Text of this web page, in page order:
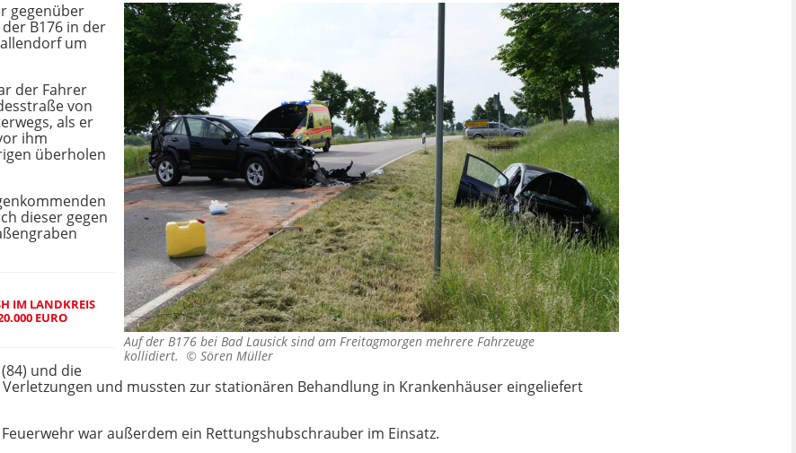
Auf der B176 bei Bad Lausick sind am Freitagmorgen mehrere Fahrzeuge
kollidiert. © Sören Müller
gegenüber
B176 in der
um
der Fahrer
von
als er
ihm
überholen
dieser gegen
IM LANDKREIS
EURO
und die
und mussten zur stationären Behandlung in Krankenhäuser eingeliefert
war außerdem ein Rettungshubschrauber im Einsatz.